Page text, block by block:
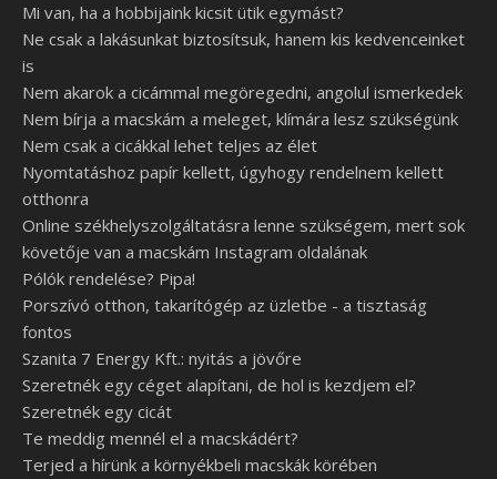
Mi van, ha a hobbijaink kicsit ütik egymást?
Ne csak a lakásunkat biztosítsuk, hanem kis kedvenceinket
is
Nem akarok a cicámmal megöregedni, angolul ismerkedek
Nem bírja a macskám a meleget, klímára lesz szükségünk
Nem csak a cicákkal lehet teljes az élet
Nyomtatáshoz papír kellett, úgyhogy rendelnem kellett
otthonra
Online székhelyszolgáltatásra lenne szükségem, mert sok
követője van a macskám Instagram oldalának
Pólók rendelése? Pipa!
Porszívó otthon, takarítógép az üzletbe - a tisztaság
fontos
Szanita 7 Energy Kft.: nyitás a jövőre
Szeretnék egy céget alapítani, de hol is kezdjem el?
Szeretnék egy cicát
Te meddig mennél el a macskádért?
Terjed a hírünk a környékbeli macskák körében